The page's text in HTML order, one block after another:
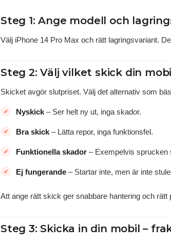
Steg 1: Ange modell och
Välj iPhone 14 Pro Max och rätt lagringsvariant.
Steg 2: Välj vilket skick din
Skicket avgör slutpriset. Välj det alternativ som
Nyskick – Ser helt ny ut, inga skador.
Bra skick – Lätta repor, inga funktionsfel.
Funktionella skador – Exempelvis sprucken
Ej fungerande – Startar inte, men är inte
Att ange rätt skick ger snabbare hantering och rätt
Steg 3: Skicka in din mobil –